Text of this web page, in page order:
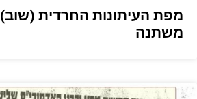
מפת העיתונות החרדית (שוב)
משתנה